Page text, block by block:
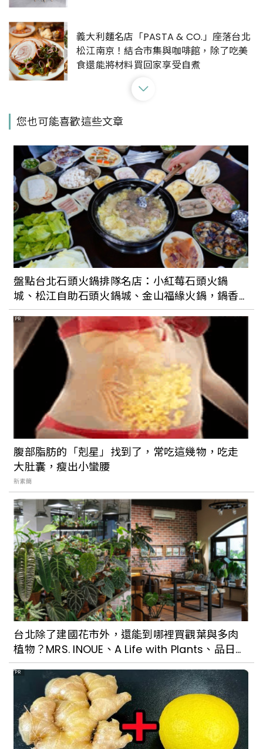
義大利麵名店「PASTA & CO.」座落台北
松江南京！結合市集與咖啡館，除了吃美
食還能將材料買回家享受自煮
有「鰻料理江戶川」不用飛日本再+1！日
本京都鰻魚專賣海外首店就在台北中山區
台北民生社區精緻法餐「SENS」新開幕！
從品牌識別展現美味內涵，讓好吃的食物
從味覺拓展至五感體驗
重新定義Buffet！台北日式吃到飽餐廳
「NAGOMI 和食饗宴」新開幕，揉合日本
女將文化，讓吃飯講究不將就
把看的展覽變成吃的藝術！The Seedin
Lab《我吃了一個展覽》6月開始將餐飲結
合藝術，打造全新沉浸式飲食饗宴
景美地區大家熟悉的老字號台菜餐廳「義
興樓」，帶你回到歌舞昇平的 30 年代，
品嚐得到道地酒家功夫菜
懷舊風再起！台北老字號甜品總整理：歐
式、日式、台式各有特色。勾起小時候的
記憶
您也可能喜歡這些文章
盤點台北石頭火鍋排隊名店：小紅莓石頭火鍋
城、松江自助石頭火鍋城、金山福緣火鍋，鍋香
氣十足完全吃不膩
PR
腹部脂肪的「剋星」找到了，常吃這幾物，吃走
大肚囊，瘦出小蠻腰
新素簡
台北除了建國花市外，還能到哪裡買觀葉與多肉
植物？MRS. INOUE、A Life with Plants、品日
子…每一間都好好逛
PR